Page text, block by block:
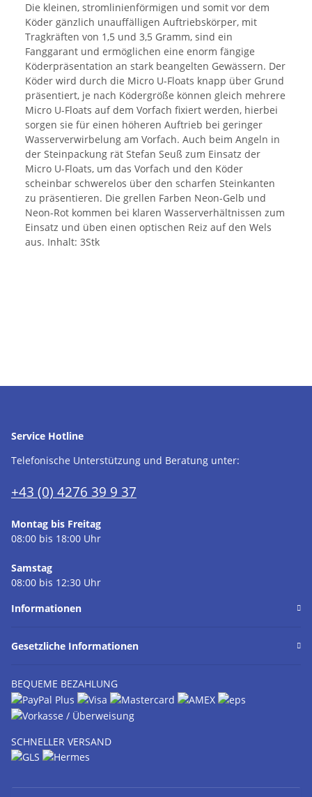
Die kleinen, stromlinienförmigen und somit vor dem
Köder gänzlich unauffälligen Auftriebskörper, mit
Tragkräften von 1,5 und 3,5 Gramm, sind ein
Fanggarant und ermöglichen eine enorm fängige
Köderpräsentation an stark beangelten Gewässern. Der
Köder wird durch die Micro U-Floats knapp über Grund
präsentiert, je nach Ködergröße können gleich mehrere
Micro U-Floats auf dem Vorfach fixiert werden, hierbei
sorgen sie für einen höheren Auftrieb bei geringer
Wasserverwirbelung am Vorfach. Auch beim Angeln in
der Steinpackung rät Stefan Seuß zum Einsatz der
Micro U-Floats, um das Vorfach und den Köder
scheinbar schwerelos über den scharfen Steinkanten
zu präsentieren. Die grellen Farben Neon-Gelb und
Neon-Rot kommen bei klaren Wasserverhältnissen zum
Einsatz und üben einen optischen Reiz auf den Wels
aus. Inhalt: 3Stk
Service Hotline
Telefonische Unterstützung und Beratung unter:
+43 (0) 4276 39 9 37
Montag bis Freitag
08:00 bis 18:00 Uhr
Samstag
08:00 bis 12:30 Uhr
Informationen
Gesetzliche Informationen
BEQUEME BEZAHLUNG
SCHNELLER VERSAND